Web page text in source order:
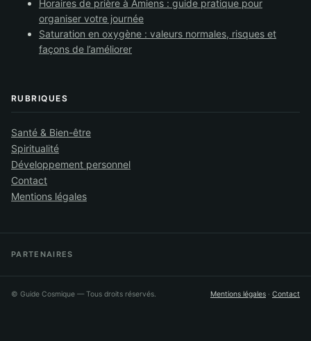
Horaires de prière à Amiens : guide pratique pour
organiser votre journée
Saturation en oxygène : valeurs normales, risques et
façons de l’améliorer
RUBRIQUES
Santé & Bien-être
Spiritualité
Développement personnel
Contact
Mentions légales
PARTENAIRES
© Guide Cosmique — Tous droits réservés. Mentions légales · Contact